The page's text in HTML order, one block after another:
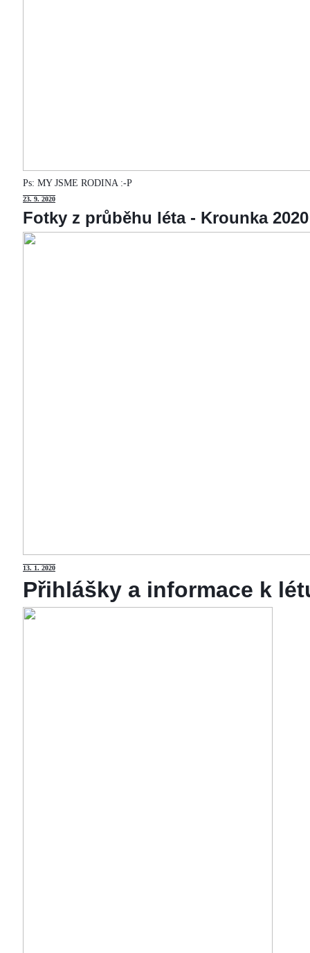
Ps: MY JSME RODINA :-P
23. 9. 2020
Fotky z průběhu léta - Krounka
13. 1. 2020
Přihlášky a informace k